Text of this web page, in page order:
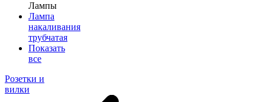
Лампы
Лампа
накаливания
трубчатая
Показать
все
Розетки и
вилки